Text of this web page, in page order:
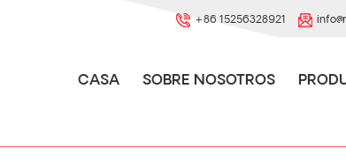
+86 15256328921
CASA SOBRE NOSOTROS